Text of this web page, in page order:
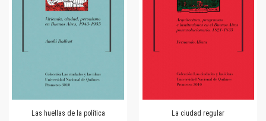
Las huellas de la política
La ciudad regular